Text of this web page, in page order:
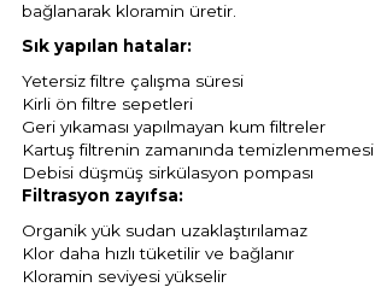
Tuz
Temizleyici
Havuz Robotu Yedek
Dalgıç Pompa
Dezenfeksiyon
bağlanarak kloramin üretir.
Sık yapılan hatalar:
Yetersiz filtre çalışma süresi
Kirli ön filtre sepetleri
Geri yıkaması yapılmayan kum filtreler
Kartuş filtrenin zamanında temizlenmemesi
Debisi düşmüş sirkülasyon pompası
Filtrasyon zayıfsa:
Organik yük sudan uzaklaştırılamaz
Klor daha hızlı tüketilir ve bağlanır
Kloramin seviyesi yükselir